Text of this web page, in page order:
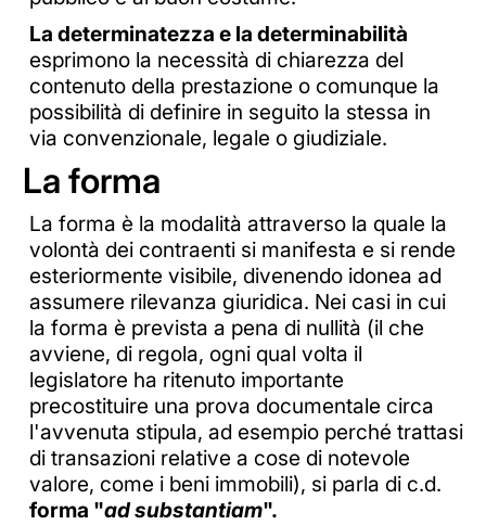
La determinatezza e la determinabilità
esprimono la necessità di chiarezza del
contenuto della prestazione o comunque la
possibilità di definire in seguito la stessa in
via convenzionale, legale o giudiziale.
La forma
La forma è la modalità attraverso la quale la
volontà dei contraenti si manifesta e si rende
esteriormente visibile, divenendo idonea ad
assumere rilevanza giuridica. Nei casi in cui
la forma è prevista a pena di nullità (il che
avviene, di regola, ogni qual volta il
legislatore ha ritenuto importante
precostituire una prova documentale circa
l'avvenuta stipula, ad esempio perché trattasi
di transazioni relative a cose di notevole
valore, come i beni immobili), si parla di c.d.
forma "ad substantiam".